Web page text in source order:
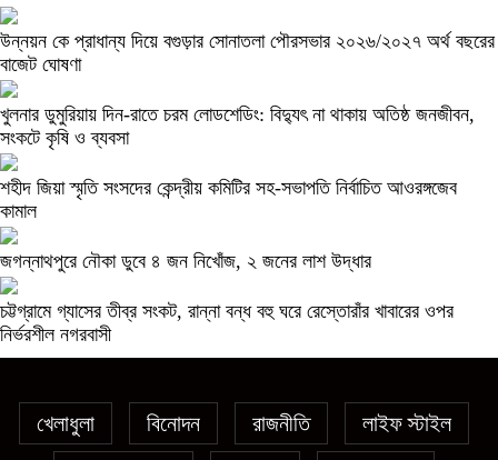
উন্নয়ন কে প্রাধান্য দিয়ে বগুড়ার সোনাতলা পৌরসভার ২০২৬/২০২৭ অর্থ বছরের
বাজেট ঘোষণা
খুলনার ডুমুরিয়ায় দিন-রাতে চরম লোডশেডিং: বিদ্যুৎ না থাকায় অতিষ্ঠ জনজীবন,
সংকটে কৃষি ও ব্যবসা
শহীদ জিয়া স্মৃতি সংসদের কেন্দ্রীয় কমিটির সহ-সভাপতি নির্বাচিত আওরঙ্গজেব
কামাল
জগন্নাথপুরে নৌকা ডুবে ৪ জন নিখোঁজ, ২ জনের লাশ উদ্ধার
চট্টগ্রামে গ্যাসের তীব্র সংকট, রান্না বন্ধ বহু ঘরে রেস্তোরাঁর খাবারের ওপর
নির্ভরশীল নগরবাসী
খেলাধুলা বিনোদন রাজনীতি
লাইফ স্টাইল